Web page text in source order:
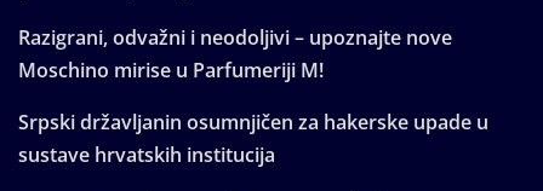
Razigrani, odvažni i neodoljivi – upoznajte nove
Moschino mirise u Parfumeriji M!
Srpski državljanin osumnjičen za hakerske upade u
sustave hrvatskih institucija